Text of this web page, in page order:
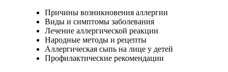
Причины возникновения аллергии
Виды и симптомы заболевания
Лечение аллергической реакции
Народные методы и рецепты
Аллергическая сыпь на лице у детей
Профилактические рекомендации